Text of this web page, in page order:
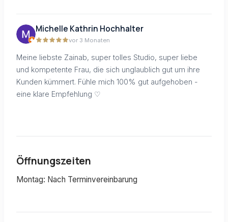
Michelle Kathrin Hochhalter
vor 3 Monaten
Meine liebste Zainab, super tolles Studio, super liebe
und kompetente Frau, die sich unglaublich gut um ihre
Kunden kümmert. Fühle mich 100% gut aufgehoben -
eine klare Empfehlung ♡
Öffnungszeiten
Montag: Nach Terminvereinbarung